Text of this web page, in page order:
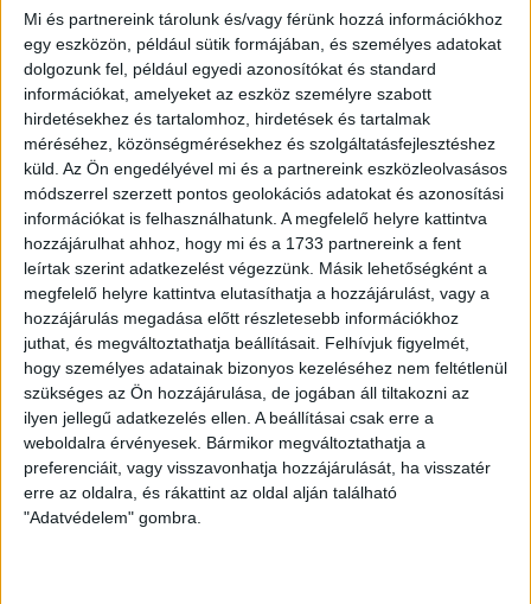
Mi és partnereink tárolunk és/vagy férünk hozzá információkhoz
egy eszközön, például sütik formájában, és személyes adatokat
dolgozunk fel, például egyedi azonosítókat és standard
információkat, amelyeket az eszköz személyre szabott
hirdetésekhez és tartalomhoz, hirdetések és tartalmak
méréséhez, közönségmérésekhez és szolgáltatásfejlesztéshez
küld. Az Ön engedélyével mi és a partnereink eszközleolvasásos
módszerrel szerzett pontos geolokációs adatokat és azonosítási
információkat is felhasználhatunk. A megfelelő helyre kattintva
hozzájárulhat ahhoz, hogy mi és a 1733 partnereink a fent
leírtak szerint adatkezelést végezzünk. Másik lehetőségként a
megfelelő helyre kattintva elutasíthatja a hozzájárulást, vagy a
hozzájárulás megadása előtt részletesebb információkhoz
juthat, és megváltoztathatja beállításait. Felhívjuk figyelmét,
hogy személyes adatainak bizonyos kezeléséhez nem feltétlenül
szükséges az Ön hozzájárulása, de jogában áll tiltakozni az
ilyen jellegű adatkezelés ellen. A beállításai csak erre a
weboldalra érvényesek. Bármikor megváltoztathatja a
preferenciáit, vagy visszavonhatja hozzájárulását, ha visszatér
erre az oldalra, és rákattint az oldal alján található
"Adatvédelem" gombra.
Állásajánlataink Munkatársak
Ingatlankínálat Kiemelt projektek
El szeretném adni, bérbe szeretném adni
Iroda kiemelt ajánlatai